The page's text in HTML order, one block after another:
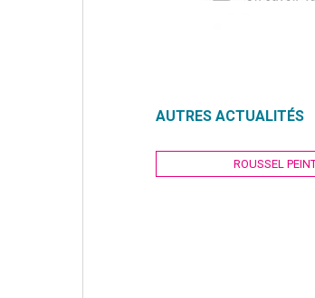
AUTRES ACTUALITÉS
Navigation
ROUSSEL